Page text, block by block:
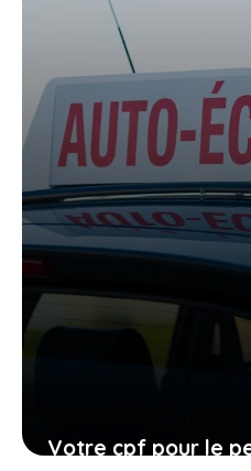
organiser avant
27 janvier 2026
Votre cpf pour le